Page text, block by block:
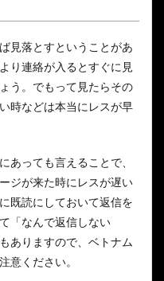
見落とすということがあ
り連絡が入るとすぐに見
う。でもって見たらその
時などは本当にレスが早
あっても言えることで、
ジが来た時にレスが遅い
既読にしておいて返信を
「なんで返信しない
ありますので、ベトナム
意ください。